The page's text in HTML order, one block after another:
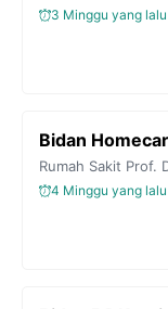
3 Minggu yang lalu
Bidan
Rumah Sakit Prof.
4 Minggu yang lalu